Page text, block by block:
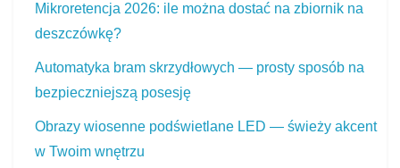
Mikroretencja 2026: ile można dostać na zbiornik na
deszczówkę?
Automatyka bram skrzydłowych — prosty sposób na
bezpieczniejszą posesję
Obrazy wiosenne podświetlane LED — świeży akcent
w Twoim wnętrzu